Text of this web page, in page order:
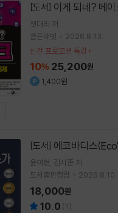
[도서] 이게 되네? 메
챗대리 저
골든래빗
2026.8.13.
신간 프로모션 특강
10% 25,200원
1,400원
[도서] 에코바디스
윤여현 김시준 저
도서출판청람
2026.8.10.
18,000원
10.0 (1 )